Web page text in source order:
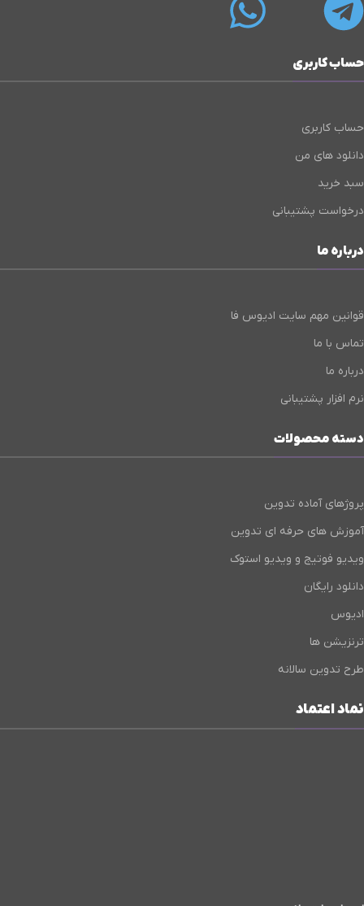
حساب کاربری
حساب کاربری
دانلود های من
سبد خرید
درخواست پشتیبانی
درباره ما
قوانین مهم سایت ادیوس فا
تماس با ما
درباره ما
نرم افزار پشتیبانی
دسته محصولات
پروژهای آماده تدوین
آموزش های حرفه ای تدوین
ویدیو فوتیج و ویدیو استوک
دانلود رایگان
ادیوس
ترنزیشن ها
طرح تدوین سالانه
نماد اعتماد